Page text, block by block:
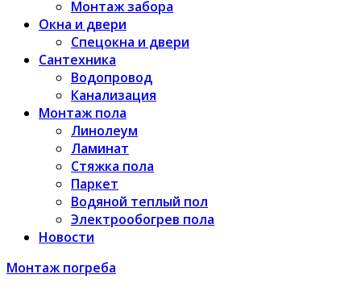
Монтаж забора
Окна и двери
Спецокна и двери
Сантехника
Водопровод
Канализация
Монтаж пола
Линолеум
Ламинат
Стяжка пола
Паркет
Водяной теплый пол
Электрообогрев пола
Новости
Монтаж погреба